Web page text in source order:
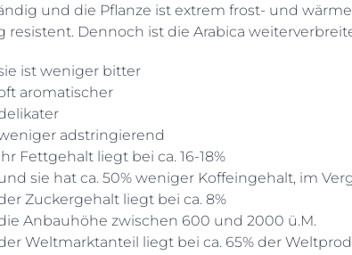
und die Pflanze ist extrem frost- und
resistent. Dennoch ist die Arabica
ist weniger bitter
aromatischer
adstringierend
Fettgehalt liegt bei ca. 16-18%
sie hat ca. 50% weniger Koffeingehalt, im
Zuckergehalt liegt bei ca. 8%
Anbauhöhe zwischen 600 und 2000 ü.M.
Weltmarktanteil liegt bei ca. 65% der